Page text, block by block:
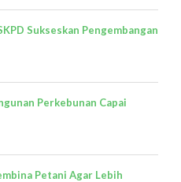
Sukseskan Pengembangan
Perkebunan Capai
Petani Agar Lebih